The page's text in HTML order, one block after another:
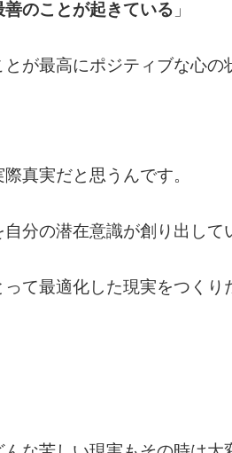
善のことが起きている 」
とが最高にポジティブな心の
真実だと思うんです。
分の潜在意識が創り出して
て最適化した現実をつくり